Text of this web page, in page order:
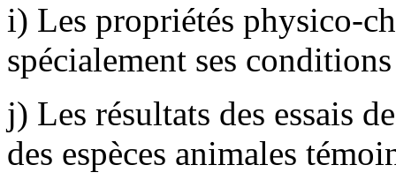
i) Les propriétés physico-
spécialement ses
j) Les résultats des essais
des espèces animales